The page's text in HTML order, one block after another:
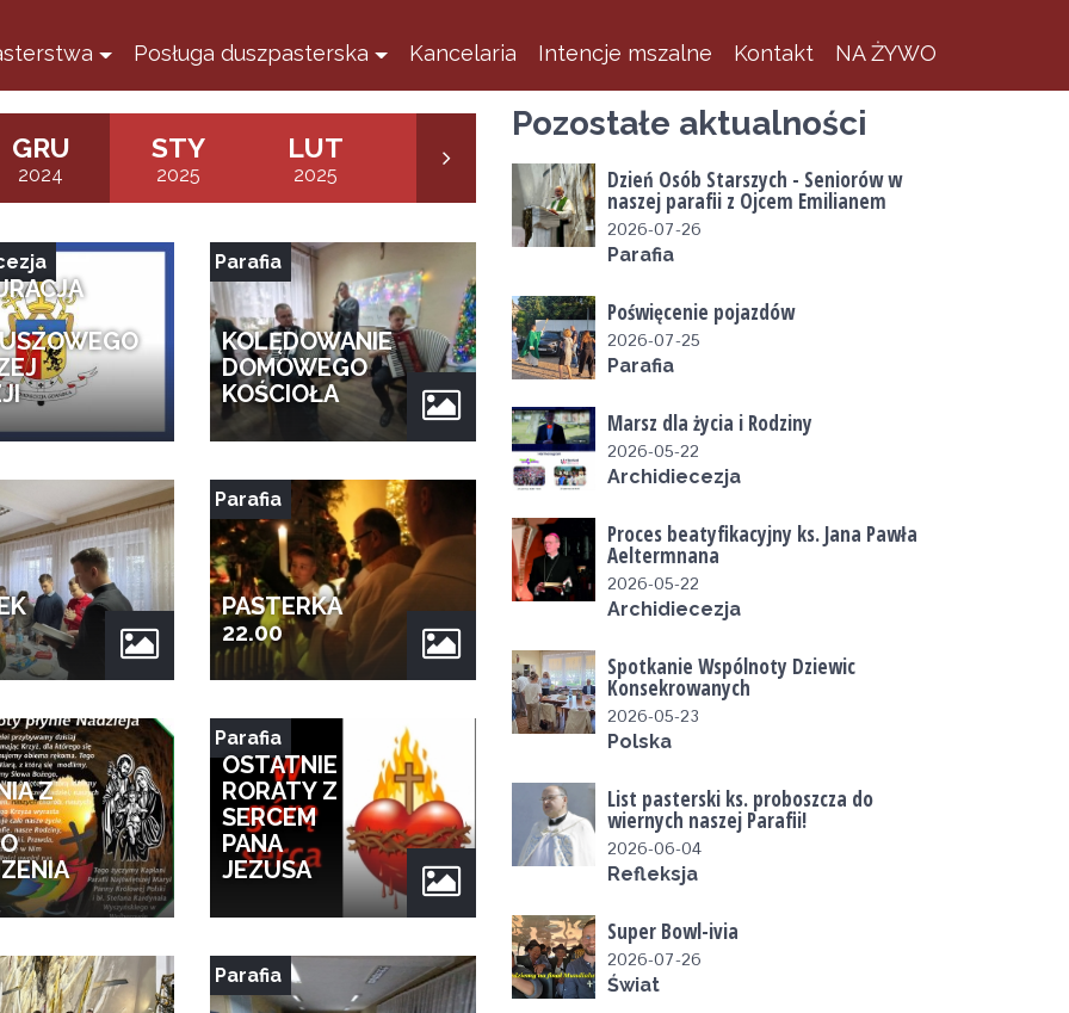
Posługa duszpasterska Kancelaria Intencje mszalne Kontakt NA ŻYWO
GRU
2024
STY
2025
LUT
2025
MAR
2025 2025 2025
KOLĘDOWANIE
DOMOWEGO
KOŚCIOŁA
Parafia
PASTERKA
22.00
Parafia
Z
OSTATNIE
RORATY Z
SERCEM
PANA
JEZUSA
Parafia
Parafia
Pozostałe aktualności
Dzień Osób Starszych - Seniorów w
naszej parafii z Ojcem Emilianem
2026-07-26
Parafia
Poświęcenie pojazdów
2026-07-25
Parafia
Marsz dla życia i Rodziny
2026-05-22
Archidiecezja
Proces beatyfikacyjny ks. Jana Pawła
Aeltermnana
2026-05-22
Archidiecezja
Spotkanie Wspólnoty Dziewic
Konsekrowanych
2026-05-23
Polska
List pasterski ks. proboszcza do
wiernych naszej Parafii!
2026-06-04
Refleksja
Super Bowl-ivia
2026-07-26
Świat